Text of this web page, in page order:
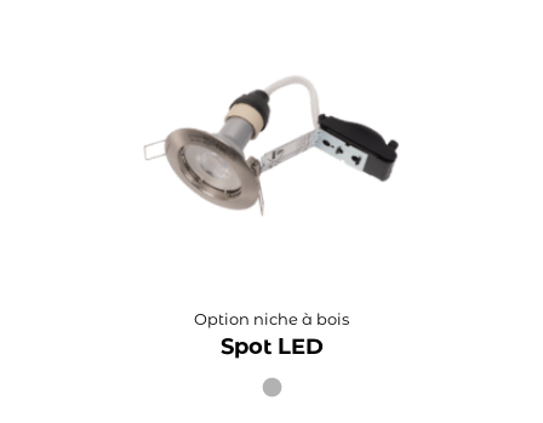
Option niche à bois
Spot LED